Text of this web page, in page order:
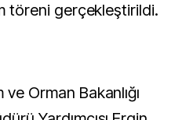
töreni gerçekleştirildi.
Orman Bakanlığı